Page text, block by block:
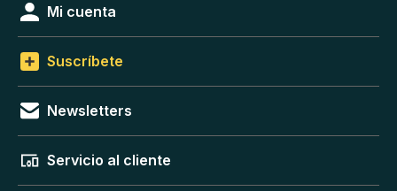
Mi cuenta
Suscríbete
Newsletters
Servicio al cliente